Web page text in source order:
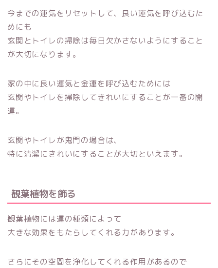
今までの運気をリセットして、良い運気を呼び込むた
めにも
玄関とトイレの掃除は毎日欠かさないようにすること
が大切になります。
家の中に良い運気と金運を呼び込むためには
玄関やトイレを掃除してきれいにすることが一番の開
運。
玄関やトイレが鬼門の場合は、
特に清潔にきれいにすることが大切といえます。
観葉植物を飾る
観葉植物には運の種類によって
大きな効果をもたらしてくれる力があります。
さらにその空間を浄化してくれる作用があるので